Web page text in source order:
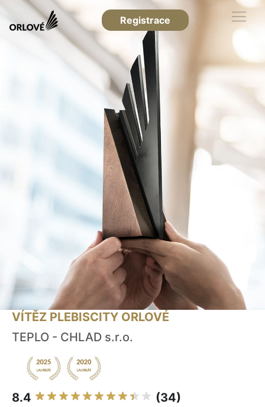
Registrace
VÍTĚZ PLEBISCITY ORLOVÉ
TEPLO - CHLAD s.r.o.
8.4 (34)